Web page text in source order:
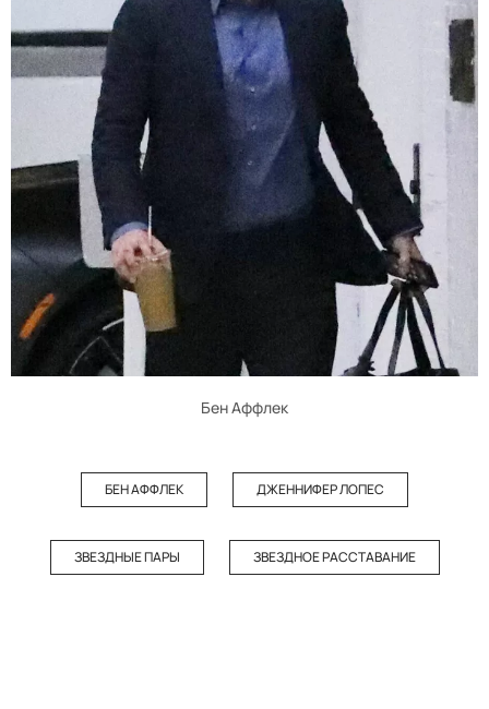
Бен Аффлек
БЕН АФФЛЕК ДЖЕННИФЕР ЛОПЕС
ЗВЕЗДНЫЕ ПАРЫ ЗВЕЗДНОЕ РАССТАВАНИЕ